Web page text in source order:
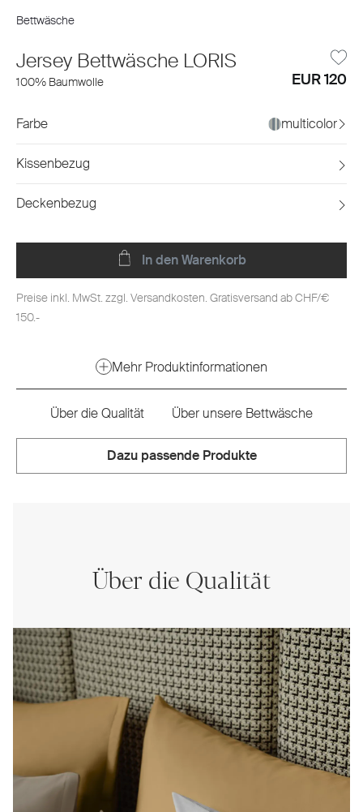
Bettwäsche
Jersey Bettwäsche LORIS
100% Baumwolle EUR 120
Farbe multicolor
Kissenbezug
Deckenbezug
In den Warenkorb
Preise inkl. MwSt. zzgl. Versandkosten. Gratisversand ab CHF/€
150.-
Mehr Produktinformationen
Über die Qualität Über unsere Bettwäsche
Dazu passende Produkte
Über die Qualität